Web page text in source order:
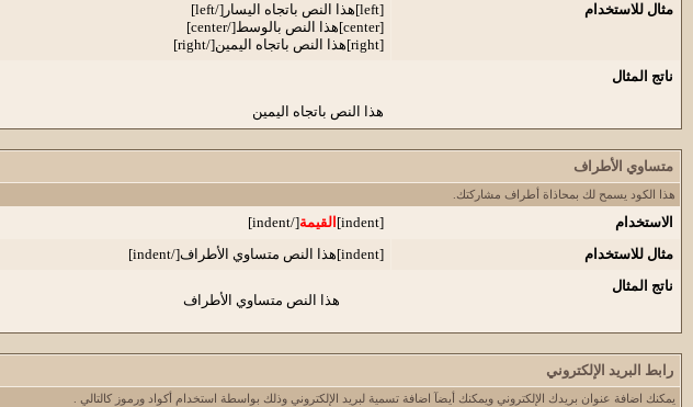
مثال للاستخدام
[left]هذا النص باتجاه اليسار[/left]
[center]هذا النص بالوسط[/center]
[right]هذا النص باتجاه اليمين[/right]
ناتج المثال
هذا النص باتجاه اليمين
متساوي الأطراف
هذا الكود يسمح لك بمحاذاة أطراف مشاركتك.
الاستخدام [indent] القيمة[/indent]
مثال للاستخدام
[indent]هذا النص متساوي الأطراف[/indent]
ناتج المثال
هذا النص متساوي الأطراف
رابط البريد الإلكتروني
يمكنك اضافة عنوان بريدك الإلكتروني ويمكنك أيضآ اضافة تسمية لبريد الإلكتروني وذلك بواسطة استخدام أكواد ورموز كالتالي .